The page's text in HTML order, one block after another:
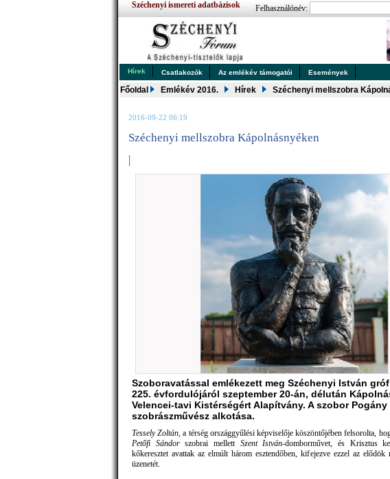
Széchenyi ismereti adatbázisok Felhasználónév:
Hírek Csatlakozók Az emlékév támogatói Események
Főoldal Emlékév 2016. Hírek Széchenyi mellszobra
2016-09-22 06:19
Széchenyi mellszobra Kápolnásnyéken
|
Szoboravatással emlékezett meg Széchenyi István
225. évfordulójáról szeptember 20-án, délután
Velencei-tavi Kistérségért Alapítvány. A szobor Pogány
szobrászművész alkotása.
Tessely Zoltán, a térség országgyűlési képviselője köszöntőjében felsorolta,
Petőfi Sándorszobrai mellett Szent István-domborművet, és Krisztus
kőkeresztet avattak az elmúlt három esztendőben, kifejezve ezzel az elődök
üzenetét.